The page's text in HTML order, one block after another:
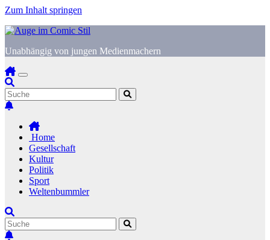
Zum Inhalt springen
Unabhängig von jungen Medienmachern
Home
Gesellschaft
Kultur
Politik
Sport
Weltenbummler